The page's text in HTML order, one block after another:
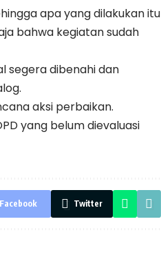
apa yang dilakukan itu
bahwa kegiatan sudah
segera dibenahi dan
aksi perbaikan.
yang belum dievaluasi
Facebook Twitter